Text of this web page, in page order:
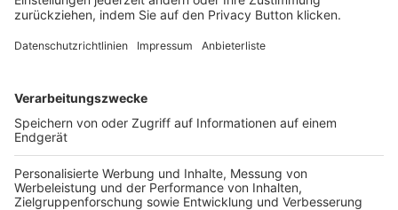
FOLGE DEM BFV
TOP-VEREINE